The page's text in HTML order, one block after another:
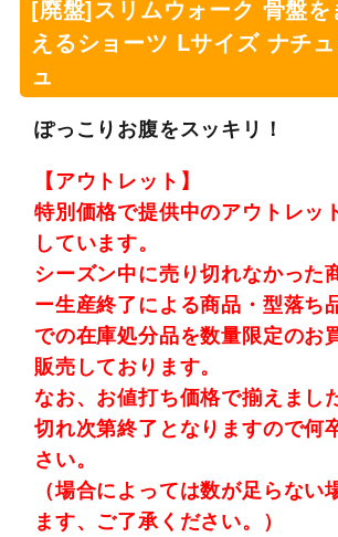
[廃盤]スリムウォーク 骨盤を
えるショーツ Lサイズ ナチ
ュ
ぽっこりお腹をスッキリ！
【アウトレット】
特別価格で提供中のアウトレッ
しています。
シーズン中に売り切れなかった
ー生産終了による商品・型落ち
での在庫処分品を数量限定のお
販売しております。
なお、お値打ち価格で揃えまし
切れ次第終了となりますので何
さい。
（場合によっては数が足らない
ます、ご了承ください。）